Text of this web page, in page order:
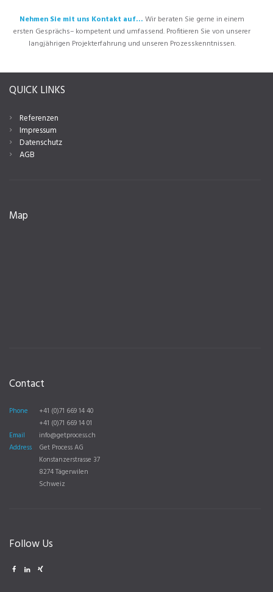
Nehmen Sie mit uns Kontakt auf…Wir beraten Sie gerne in einem
ersten Gesprächs– kompetent und umfassend. Profitieren Sie von unserer
langjährigen Projekterfahrung und unseren Prozesskenntnissen.
QUICK LINKS
Referenzen
Impressum
Datenschutz
AGB
Map
Contact
Phone
+41 (0)71 669 14 40
+41 (0)71 669 14 01
Email
info@getprocess.ch
Address
Get Process AG
Konstanzerstrasse 37
8274 Tägerwilen
Schweiz
Follow Us